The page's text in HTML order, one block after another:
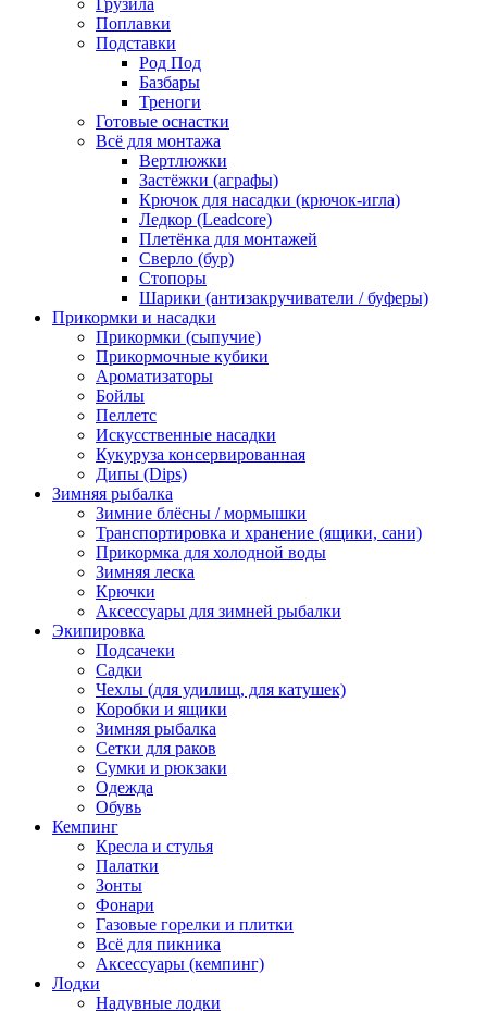
Поплавки
Подставки
Род Под
Базбары
Треноги
Готовые оснастки
Всё для монтажа
Вертлюжки
Застёжки (аграфы)
Крючок для насадки (крючок-игла)
Ледкор (Leadcore)
Плетёнка для монтажей
Сверло (бур)
Стопоры
Шарики (антизакручиватели / буферы)
Прикормки и насадки
Прикормки (сыпучие)
Прикормочные кубики
Ароматизаторы
Бойлы
Пеллетс
Искусственные насадки
Кукуруза консервированная
Дипы (Dips)
Зимняя рыбалка
Зимние блёсны / мормышки
Транспортировка и хранение (ящики, сани)
Прикормка для холодной воды
Зимняя леска
Крючки
Аксессуары для зимней рыбалки
Экипировка
Подсачеки
Садки
Чехлы (для удилищ, для катушек)
Коробки и ящики
Зимняя рыбалка
Сетки для раков
Сумки и рюкзаки
Одежда
Обувь
Кемпинг
Кресла и стулья
Палатки
Зонты
Фонари
Газовые горелки и плитки
Всё для пикника
Аксессуары (кемпинг)
Лодки
Надувные лодки